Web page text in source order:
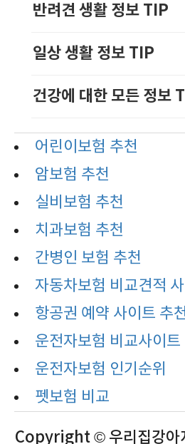
반려견 생활 정보 TIP
일상 생활 정보 TIP
건강에 대한 모든 정보
어린이보험 추천
암보험 추천
실비보험 추천
치과보험 추천
간병인 보험 추천
자동차보험 비교견적
항공권 예약 사이트 추
운전자보험 비교사이트
운전자보험 인기순위
펫보험 비교
Copyright © 우리집강아